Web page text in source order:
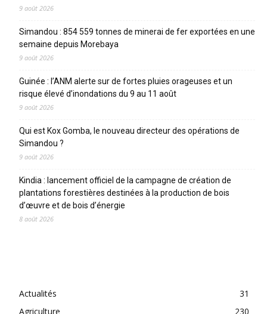
9 août 2026
Simandou : 854 559 tonnes de minerai de fer exportées en une
semaine depuis Morebaya
9 août 2026
Guinée : l’ANM alerte sur de fortes pluies orageuses et un
risque élevé d’inondations du 9 au 11 août
9 août 2026
Qui est Kox Gomba, le nouveau directeur des opérations de
Simandou ?
9 août 2026
Kindia : lancement officiel de la campagne de création de
plantations forestières destinées à la production de bois
d’œuvre et de bois d’énergie
8 août 2026
Actualités
31
Agriculture
230